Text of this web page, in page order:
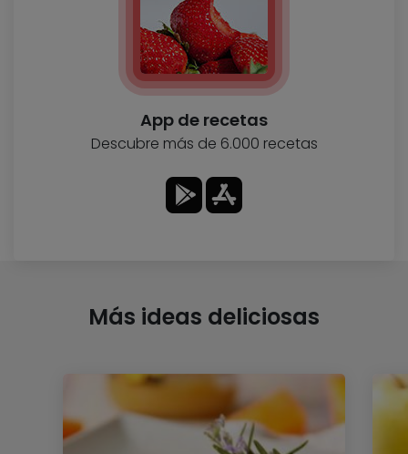
App de recetas
Descubre más de 6.000 recetas
Más ideas deliciosas